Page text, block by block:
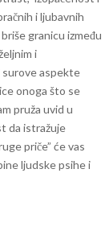
i ljubavnih
granicu između
i
surove aspekte
onoga što se
pruža uvid u
da istražuje
priče” će vas
ljudske psihe i